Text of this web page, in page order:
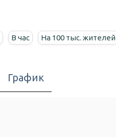
В час На 100 тыс. жителей
График